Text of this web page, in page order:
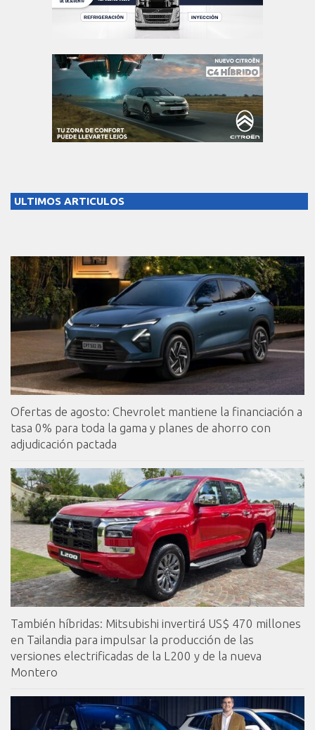
ULTIMOS ARTICULOS
Ofertas de agosto: Chevrolet mantiene la financiación a
tasa 0% para toda la gama y planes de ahorro con
adjudicación pactada
También híbridas: Mitsubishi invertirá US$ 470 millones
en Tailandia para impulsar la producción de las
versiones electrificadas de la L200 y de la nueva
Montero